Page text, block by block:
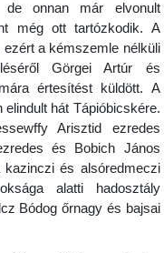
de onnan már elvonult
még ott tartózkodik. A
a kémszemle nélküli
Görgei Artúr és
értesítést küldött. A
elindult hát Tápióbicskére.
Arisztid ezredes
és Bobich János
kazinczi és alsóredmeczi
alatti hadosztály
Bódog őrnagy és bajsai